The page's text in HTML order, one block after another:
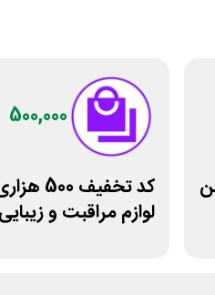
500,000
کد
لوازم مراقبت و